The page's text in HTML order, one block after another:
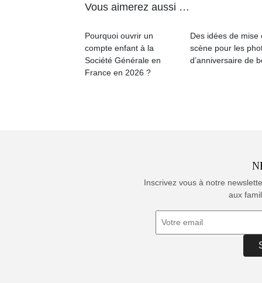
Vous aimerez aussi …
Pourquoi ouvrir un
compte enfant à la
Société Générale en
France en 2026 ?
Des idées de mise
scène pour les
d’anniversaire de
Inscrivez vous à notre
aux